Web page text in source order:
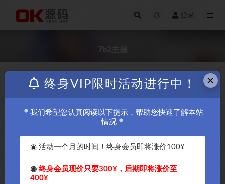
登录
7b2主题
价格 发布日期 ×
终身VIP限时活动进行中！
我们希望您认真阅读以下提示，帮助您快速了解本站
情况
◉ 活动一个月的时间！终身会员即将涨价100¥
◉终身会员现价只要300¥，后期即将涨价至
400¥